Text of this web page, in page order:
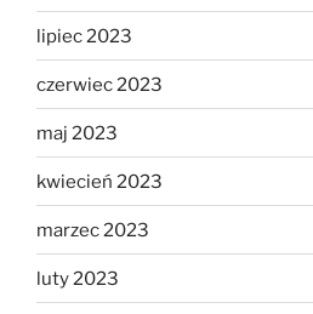
lipiec 2023
czerwiec 2023
maj 2023
kwiecień 2023
marzec 2023
luty 2023